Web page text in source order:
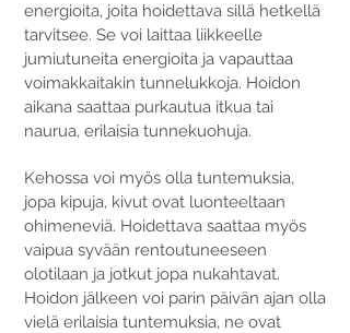
energioita, joita hoidettava sillä hetkellä
tarvitsee. Se voi laittaa liikkeelle
jumiutuneita energioita ja vapauttaa
voimakkaitakin tunnelukkoja. Hoidon
aikana saattaa purkautua itkua tai
naurua, erilaisia tunnekuohuja.
Kehossa voi myös olla tuntemuksia,
jopa kipuja, kivut ovat luonteeltaan
ohimeneviä. Hoidettava saattaa myös
vaipua syvään rentoutuneeseen
olotilaan ja jotkut jopa nukahtavat.
Hoidon jälkeen voi parin päivän ajan olla
vielä erilaisia tuntemuksia, ne ovat